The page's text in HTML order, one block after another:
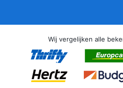
Wij vergelijken alle